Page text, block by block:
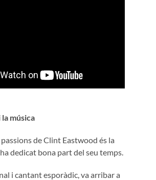
música
de Clint Eastwood és la
dedicat bona part del seu temps.
i cantant esporàdic, va arribar a